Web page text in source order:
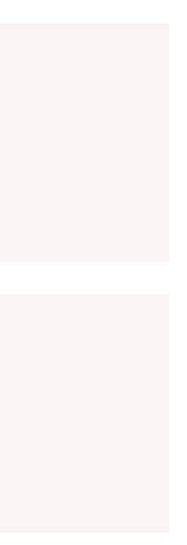
ネルヴァ日本評伝選） [ 家近